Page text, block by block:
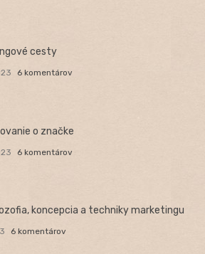
cesty
6 komentárov
o značke
6 komentárov
koncepcia a techniky marketingu
6 komentárov